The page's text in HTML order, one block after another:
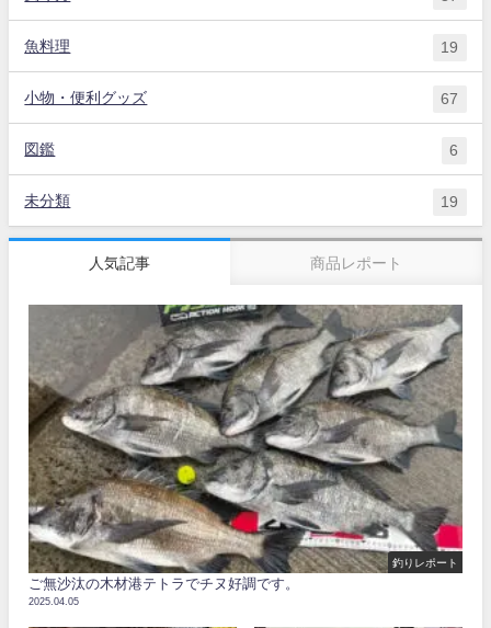
魚料理 19
小物・便利グッズ 67
図鑑 6
未分類 19
人気記事 商品レポート
釣りレポート
ご無沙汰の木材港テトラでチヌ好調です。
2025.04.05